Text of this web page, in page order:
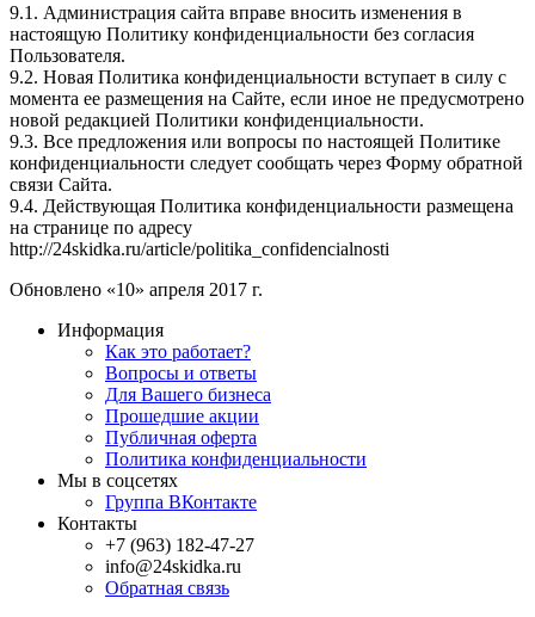
9.1. Администрация сайта вправе вносить изменения в
настоящую Политику конфиденциальности без согласия
Пользователя.
9.2. Новая Политика конфиденциальности вступает в силу с
момента ее размещения на Сайте, если иное не предусмотрено
новой редакцией Политики конфиденциальности.
9.3. Все предложения или вопросы по настоящей Политике
конфиденциальности следует сообщать через Форму обратной
связи Сайта.
9.4. Действующая Политика конфиденциальности размещена
на странице по адресу
http://24skidka.ru/article/politika_confidencialnosti
Обновлено «10» апреля 2017 г.
Информация
Как это работает?
Вопросы и ответы
Для Вашего бизнеса
Прошедшие акции
Публичная оферта
Политика конфиденциальности
Мы в соцсетях
Группа ВКонтакте
Контакты
+7 (963) 182-47-27
info@24skidka.ru
Обратная связь